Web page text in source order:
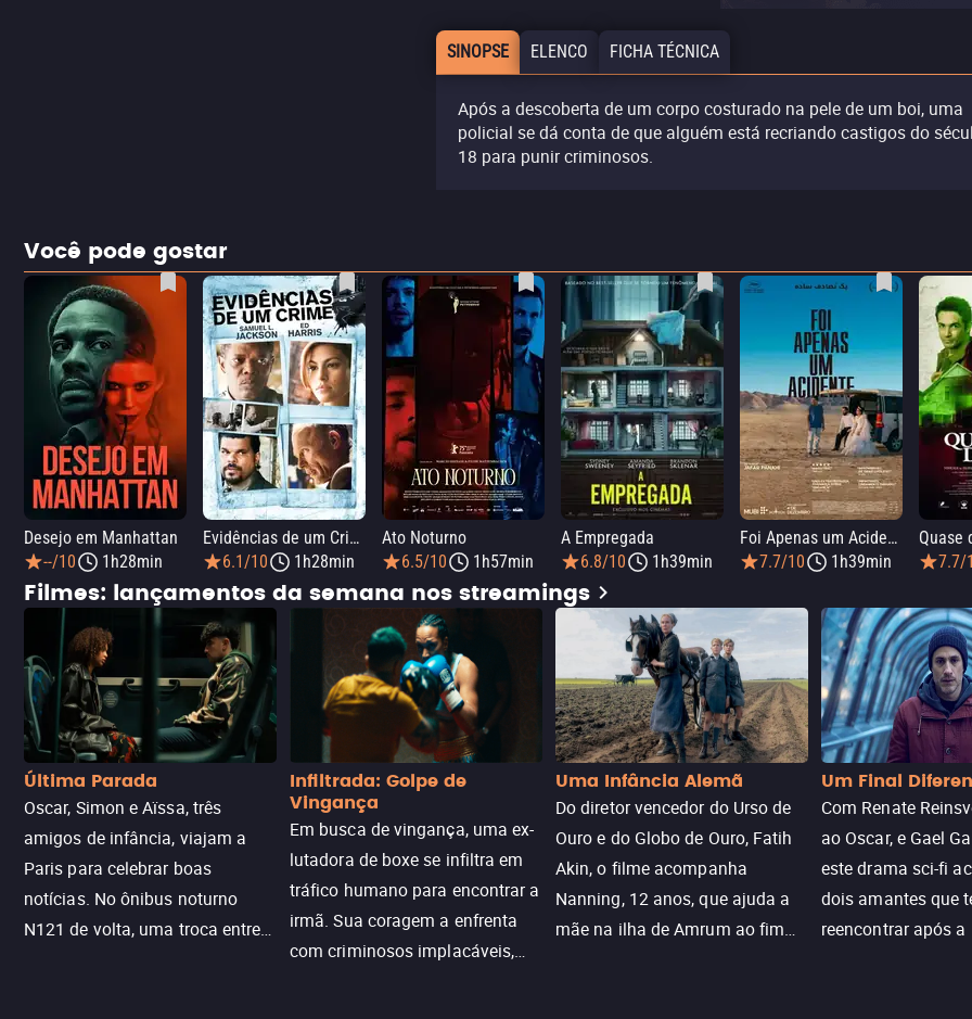
SINOPSE ELENCO FICHA TÉCNICA
Após a descoberta de um corpo costurado na pele de um boi, uma
policial se dá conta de que alguém está recriando castigos do
18 para punir criminosos.
Você pode gostar
Desejo em Manhattan
--/10
1h28min
Evidências de um Crime
6.1/10
1h28min
Ato Noturno
6.5/10
1h57min
A Empregada
6.8/10
1h39min
Foi Apenas um Acidente
7.7/10
1h39min
Quase
7.7/
Filmes: lançamentos da semana nos streamings
Última Parada
Oscar, Simon e Aïssa, três
amigos de infância, viajam a
Paris para celebrar boas
notícias. No ônibus noturno
N121 de volta, uma troca entre
Infiltrada: Golpe de
Vingança
Em busca de vingança, uma ex-
lutadora de boxe se infiltra em
tráfico humano para encontrar a
irmã. Sua coragem a enfrenta
com criminosos implacáveis,
Uma Infância Alemã
Do diretor vencedor do Urso de
Ouro e do Globo de Ouro, Fatih
Akin, o filme acompanha
Nanning, 12 anos, que ajuda a
mãe na ilha de Amrum ao fim
Um Final
Com Renate
ao Oscar, e Gael
este drama sci-fi
dois amantes que
reencontrar após